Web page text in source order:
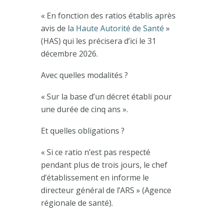
« En fonction des ratios établis après
avis de la Haute Autorité de Santé »
(HAS) qui les précisera d’ici le 31
décembre 2026.
Avec quelles modalités ?
« Sur la base d’un décret établi pour
une durée de cinq ans ».
Et quelles obligations ?
« Si ce ratio n’est pas respecté
pendant plus de trois jours, le chef
d’établissement en informe le
directeur général de l’ARS » (Agence
régionale de santé).